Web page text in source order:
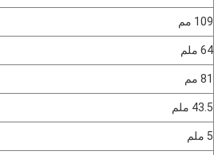
109 مم
64 ملم
81 مم
43.5 ملم
5 ملم